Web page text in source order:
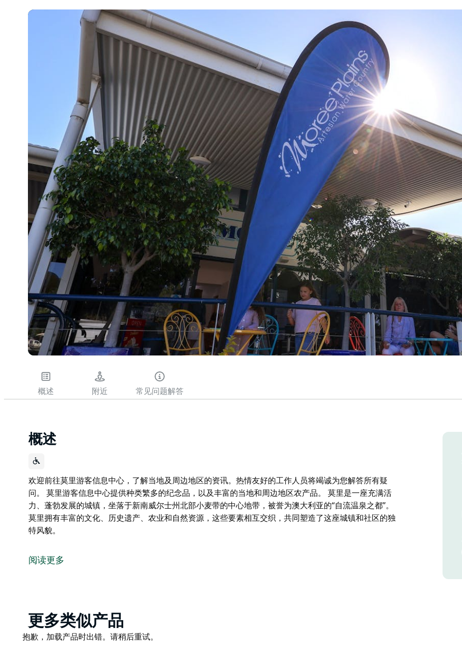
概述 附近 常见问题解答
概述
欢迎前往莫里游客信息中心，了解当地及周边地区的资讯。热情友好的工作人员将竭诚为您解答所有疑
问。 莫里游客信息中心提供种类繁多的纪念品，以及丰富的当地和周边地区农产品。 莫里是一座充满活
力、蓬勃发展的城镇，坐落于新南威尔士州北部小麦带的中心地带，被誉为澳大利亚的“自流温泉之都”。
莫里拥有丰富的文化、历史遗产、农业和自然资源，这些要素相互交织，共同塑造了这座城镇和社区的独
特风貌。
问。
莫里拥有丰富的文化、历史遗产、农业和自然资源，这些要素相互交织，共同塑造了这座城镇和社区的独
特风貌。
阅读更多
Product
List
更多类似产品
Product
抱歉，加载产品时出错。请稍后重试。